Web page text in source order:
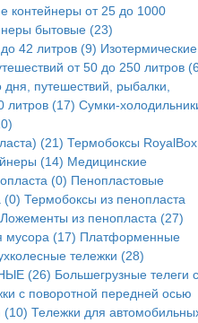
контейнеры от 25 до 1000
бытовые (23)
42 литров (9) Изотермические
от 50 до 250 литров
путешествий, рыбалки,
литров (17) Сумки-
(21) Термобоксы RoyalBox
(14) Медицинские
(0) Пенопластовые
(0) Термобоксы из пенопласта
Ложементы из пенопласта (27)
мусора (17) Платформенные
тележки (28)
(26) Большегрузные телеги с
с поворотной передней осью
(10) Тележки для